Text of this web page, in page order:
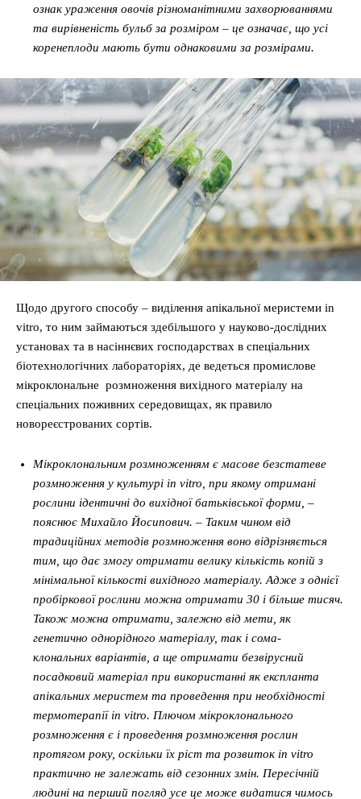
ознак ураження овочів різноманітними захворюваннями
та вирівненість бульб за розміром – це означає, що усі
коренеплоди мають бути однаковими за розмірами.
Щодо другого способу – виділення апікальної меристеми in
vitro, то ним займаються здебільшого у науково-дослідних
установах та в насіннєвих господарствах в спеціальних
біотехнологічних лабораторіях, де ведеться промислове
мікроклональне розмноження вихідного матеріалу на
спеціальних поживних середовищах, як правило
новореєстрованих сортів.
Мікроклональним розмноженням є масове безстатеве
розмноження у культурі in vitro, при якому отримані
рослини ідентичні до вихідної батьківської форми, –
пояснює Михайло Йосипович. – Таким чином від
традиційних методів розмноження воно відрізняється
тим, що дає змогу отримати велику кількість копій з
мінімальної кількості вихідного матеріалу. Адже з однієї
пробіркової рослини можна отримати 30 і більше тисяч.
Також можна отримати, залежно від мети, як
генетично однорідного матеріалу, так і сома-
клональних варіантів, а ще отримати безвірусний
посадковий матеріал при використанні як експланта
апікальних меристем та проведення при необхідності
термотерапії in vitro. Плючом мікроклонального
розмноження є і проведення розмноження рослин
протягом року, оскільки їх ріст та розвиток in vitro
практично не залежать від сезонних змін. Пересічній
людині на перший погляд усе це може видатися чимось